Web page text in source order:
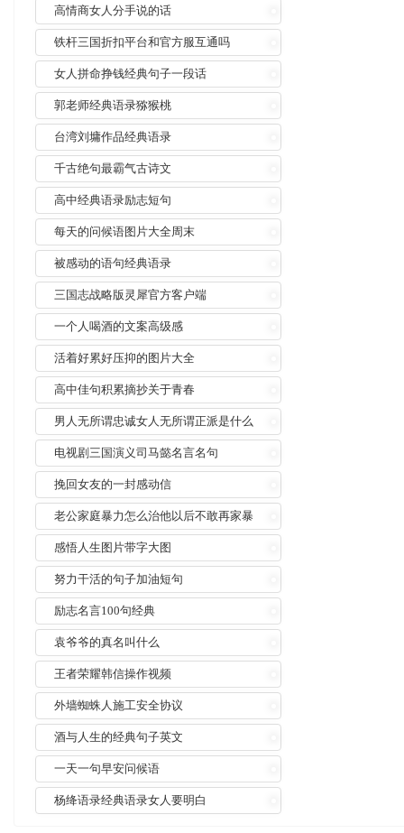
高情商女人分手说的话
铁杆三国折扣平台和官方服互通吗
女人拼命挣钱经典句子一段话
郭老师经典语录猕猴桃
台湾刘墉作品经典语录
千古绝句最霸气古诗文
高中经典语录励志短句
每天的问候语图片大全周末
被感动的语句经典语录
三国志战略版灵犀官方客户端
一个人喝酒的文案高级感
活着好累好压抑的图片大全
高中佳句积累摘抄关于青春
男人无所谓忠诚女人无所谓正派是什么
意思
电视剧三国演义司马懿名言名句
挽回女友的一封感动信
老公家庭暴力怎么治他以后不敢再家暴
感悟人生图片带字大图
努力干活的句子加油短句
励志名言100句经典
袁爷爷的真名叫什么
王者荣耀韩信操作视频
外墙蜘蛛人施工安全协议
酒与人生的经典句子英文
一天一句早安问候语
杨绛语录经典语录女人要明白